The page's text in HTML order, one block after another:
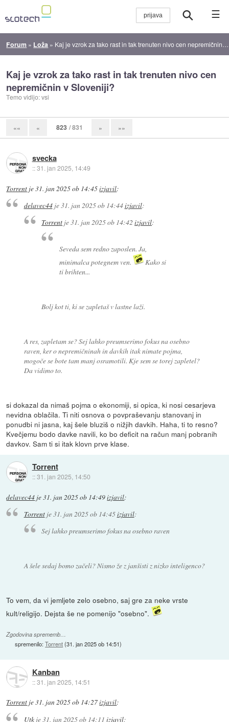
☰
Forum » Loža » Kaj je vzrok za tako rast in tak trenuten nivo cen nepremičnin v Sloveniji?
Kaj je vzrok za tako rast in tak trenuten nivo cen
nepremičnin v Sloveniji?
Temo vidijo: vsi
«« « 823 / 831 » »»
svecka
::31. jan 2025, 14:49
Torrent je31. jan 2025 ob 14:45izjavil:
delavec44je31. jan 2025 ob 14:44izjavil:
Torrent je31. jan 2025 ob 14:42izjavil:
Seveda sem redno zaposlen. Ja,
minimalca potegnem ven.
Kako si
ti brihten...
Bolj kot ti, ki se zapletaš v lastne laži.
A res, zapletam se? Sej lahko preumserimo fokus na osebno
raven, ker o nepremičninah in davkih itak nimate pojma,
mogoče se bote tam manj osramotili. Kje sem se torej zapletel?
Da vidimo to.
si dokazal da nimaš pojma o ekonomiji, si opica, ki nosi cesarjeva
nevidna oblačila. Ti niti osnova o povpraševanju stanovanj in
ponudbi ni jasna, kaj šele bluziš o nižjih davkih. Haha, ti to resno?
Kvečjemu bodo davke navili, ko bo deficit na račun manj pobranih
davkov. Sam ti si itak klovn prve klase.
Torrent
::31. jan 2025, 14:50
delavec44 je31. jan 2025 ob 14:49izjavil:
Torrentje31. jan 2025 ob 14:45izjavil:
Sej lahko preumserimo fokus na osebno raven
A šele sedaj bomo začeli? Nismo že z janšisti z nizko inteligenco?
To vem, da vi jemljete zelo osebno, saj gre za neke vrste
kult/religijo. Dejsta še ne pomenijo "osebno".
Zgodovina sprememb…
spremenilo:Torrent(31. jan 2025 ob 14:51)
Kanban
::31. jan 2025, 14:51
Torrent je31. jan 2025 ob 14:27izjavil:
Utkje31. jan 2025 ob 14:11 izjavil: